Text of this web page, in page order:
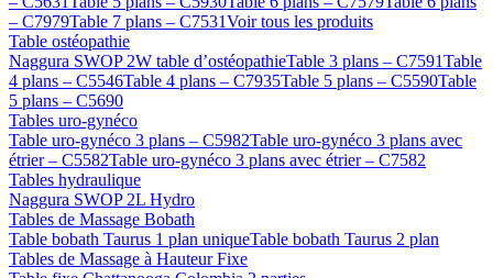
– C7979Table 7 plans – C7531Voir tous les produits
Table ostéopathie
Naggura SWOP 2W table d’ostéopathieTable 3 plans – C7591Table
4 plans – C5546Table 4 plans – C7935Table 5 plans – C5590Table
5 plans – C5690
Tables uro-gynéco
Table uro-gynéco 3 plans – C5982Table uro-gynéco 3 plans avec
étrier – C5582Table uro-gynéco 3 plans avec étrier – C7582
Tables hydraulique
Naggura SWOP 2L Hydro
Tables de Massage Bobath
Table bobath Taurus 1 plan uniqueTable bobath Taurus 2 plan
Tables de Massage à Hauteur Fixe